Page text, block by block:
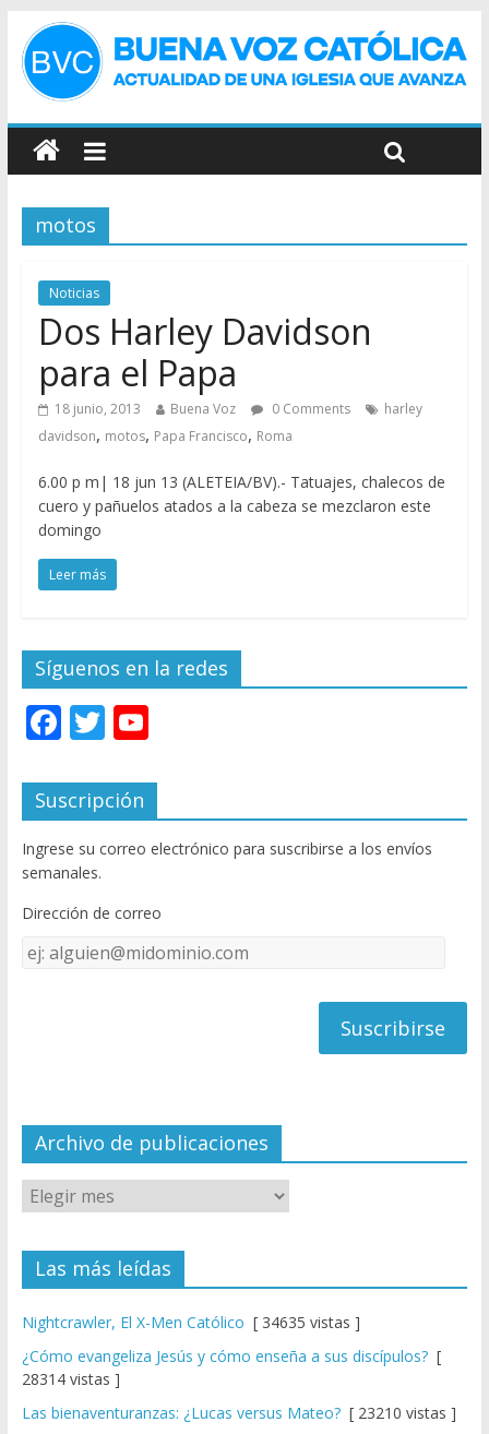
motos
Noticias
Dos Harley Davidson
para el Papa
18 junio, 2013 Buena Voz 0 Comments
harley
davidson, motos, Papa Francisco, Roma
6.00 p m| 18 jun 13 (ALETEIA/BV).- Tatuajes, chalecos de
cuero y pañuelos atados a la cabeza se mezclaron este
domingo
Leer más
Síguenos en la redes
F
e
b
o
o
k
T
itt
er
Y
u
T
u
e
C
el
Suscripción
Ingrese su correo electrónico para suscribirse a los envíos
semanales.
Dirección de correo
Dirección
de
Archivo de publicaciones
Las más leídas
Nightcrawler, El X-Men Católico [ 34635 vistas ]
¿Cómo evangeliza Jesús y cómo enseña a sus discípulos?[
28314 vistas ]
Las bienaventuranzas: ¿Lucas versus Mateo?[ 23210 vistas ]